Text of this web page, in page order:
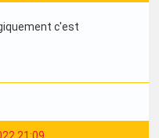
c'est
21:09